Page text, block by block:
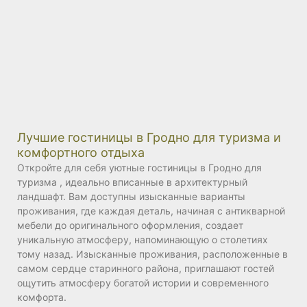
Лучшие гостиницы в Гродно для туризма и
комфортного отдыха
Откройте для себя уютные гостиницы в Гродно для
туризма , идеально вписанные в архитектурный
ландшафт. Вам доступны изысканные варианты
проживания, где каждая деталь, начиная с антикварной
мебели до оригинального оформления, создает
уникальную атмосферу, напоминающую о столетиях
тому назад. Изысканные проживания, расположенные в
самом сердце старинного района, приглашают гостей
ощутить атмосферу богатой истории и современного
комфорта.